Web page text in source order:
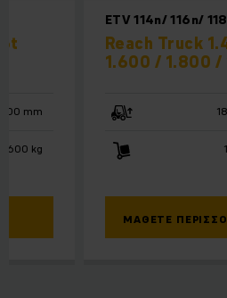
ETV 114n/ 116n/
Reach Truck
1.600 / 1.800 /
ΜΆΘΕΤΕ
mm
kg